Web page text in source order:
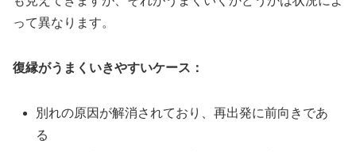
って異なります。
復縁がうまくいきやすいケース：
別れの原因が解消されており、再出発に前向きであ
る